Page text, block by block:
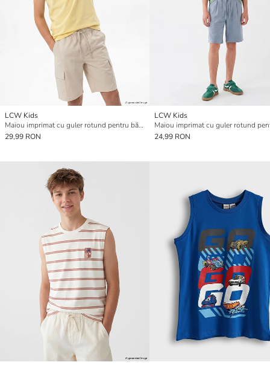
LCW Kids
Maiou imprimat cu guler rotund pentru băieți
29,99 RON
LCW Kids
24,99 RON